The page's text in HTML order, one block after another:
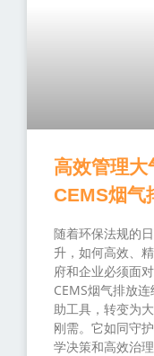
高效管理大
CEMS烟气
随着环保法规的
升，如何高效、
府和企业必须面
CEMS烟气排放
助工具，转变为
刚需。它如同守
学决策和高效治